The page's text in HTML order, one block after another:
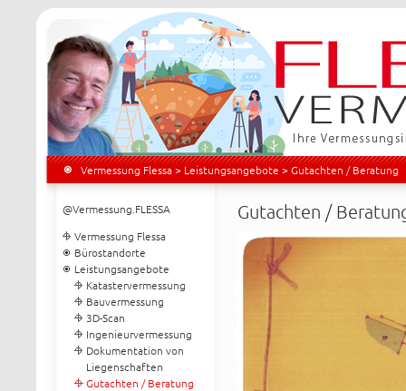
Vermessung Flessa> Leistungsangebote > Gutachten / Beratung
@Vermessung.FLESSA
Vermessung Flessa
Bürostandorte
Leistungsangebote
Katastervermessung
Bauvermessung
3D-Scan
Ingenieurvermessung
Dokumentation von
Liegenschaften
Gutachten / Beratung
Gutachten /